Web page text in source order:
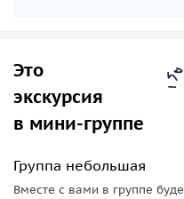
Это
экскурсия
в мини-группе
Группа небольшая
Вместе с вами в группе